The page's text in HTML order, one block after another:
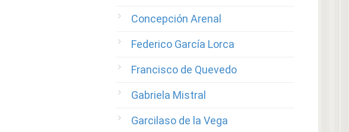
Concepción Arenal
Federico García Lorca
Francisco de Quevedo
Gabriela Mistral
Garcilaso de la Vega